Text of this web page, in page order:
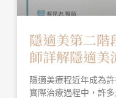
隱適美第二階
師詳解隱適美
隱適美療程近年成為
實際治療過程中，許